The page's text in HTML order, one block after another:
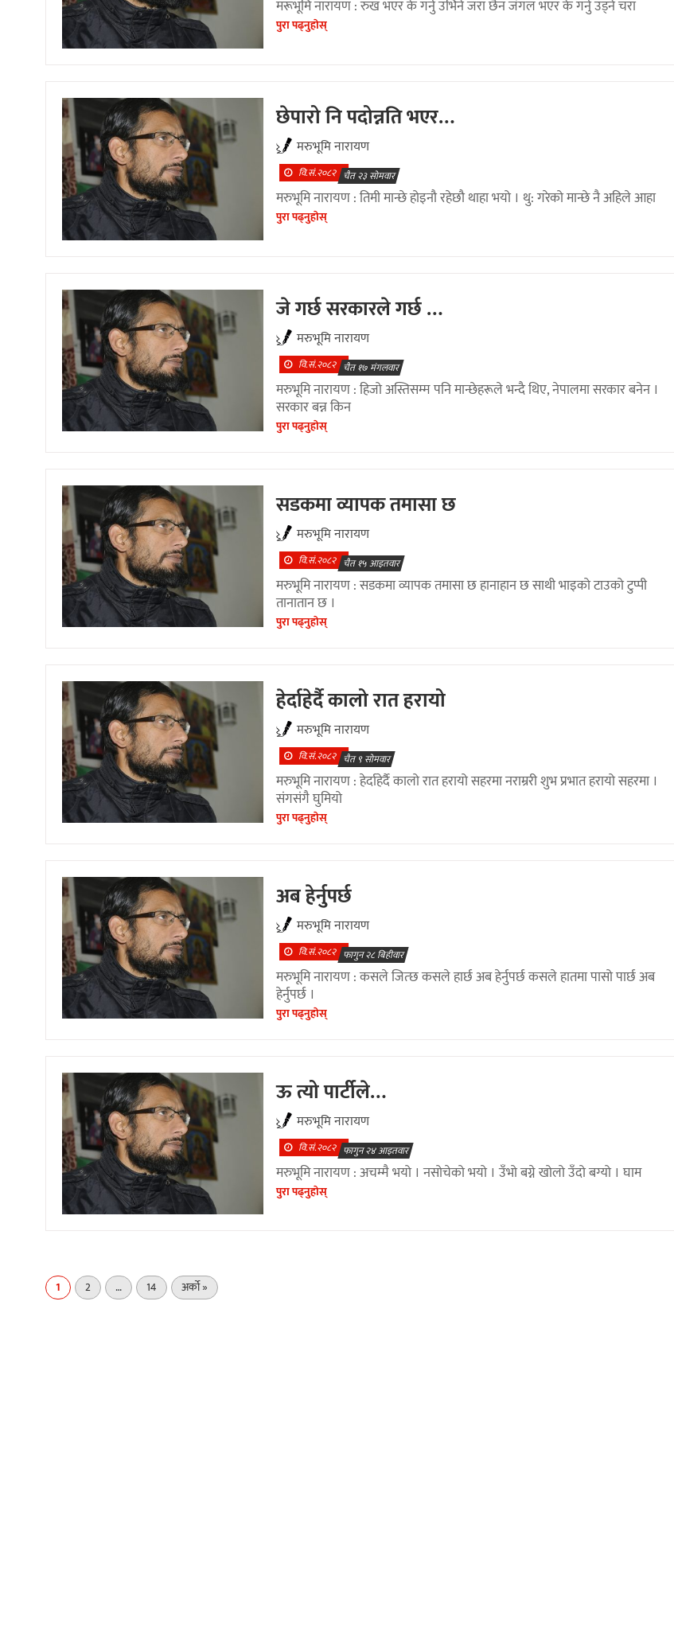
मरूभूमि नारायण : रुख भएर के गर्नु उभिने जरा छैन जंगल भएर के गर्नु उड्ने चरा
पुरा पढ्नुहाेस्
छेपारो नि पदोन्नति भएर…
मरुभूमि नारायण
वि.सं.२०८२ चैत २३ सोमवार
मरुभूमि नारायण : तिमी मान्छे होइनौ रहेछौ थाहा भयो । थु: गरेको मान्छे नै अहिले आहा
पुरा पढ्नुहाेस्
जे गर्छ सरकारले गर्छ …
मरुभूमि नारायण
वि.सं.२०८२ चैत १७ मंगलवार
मरुभूमि नारायण : हिजो अस्तिसम्म पनि मान्छेहरूले भन्दै थिए, नेपालमा सरकार बनेन ।
सरकार बन्न किन
पुरा पढ्नुहाेस्
सडकमा व्यापक तमासा छ
मरुभूमि नारायण
वि.सं.२०८२ चैत १५ आइतवार
मरुभूमि नारायण : सडकमा व्यापक तमासा छ हानाहान छ साथी भाइको टाउको टुप्पी
तानातान छ ।
पुरा पढ्नुहाेस्
हेर्दाहेर्दै कालो रात हरायो
मरुभूमि नारायण
वि.सं.२०८२ चैत ९ सोमवार
मरुभूमि नारायण : हेर्दाहेर्दै कालो रात हरायो सहरमा नराम्ररी शुभ प्रभात हरायो सहरमा ।
संगसंगै घुमियो
पुरा पढ्नुहाेस्
अब हेर्नुपर्छ
मरुभूमि नारायण
वि.सं.२०८२ फागुन २८ बिहीवार
मरुभूमि नारायण : कसले जित्छ कसले हार्छ अब हेर्नुपर्छ कसले हातमा पासो पार्छ अब
हेर्नुपर्छ ।
पुरा पढ्नुहाेस्
ऊ त्यो पार्टीले…
मरुभूमि नारायण
वि.सं.२०८२ फागुन २४ आइतवार
मरुभूमि नारायण : अचम्मै भयो । नसोचेको भयो । उँभो बग्ने खोलो उँदो बग्यो । घाम
पुरा पढ्नुहाेस्
1 2 … 14 अर्को »